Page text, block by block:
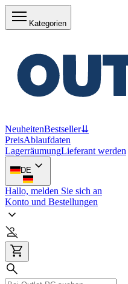
Kategorien
NeuheitenBestseller⇊
PreisAblaufdaten
LagerräumungLieferant werden
DE
Hallo, melden Sie sich an
Konto und Bestellungen